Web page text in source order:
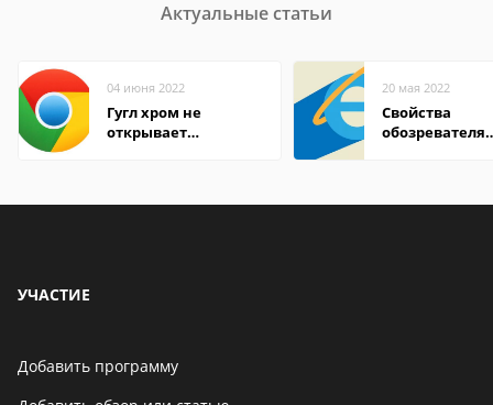
Актуальные статьи
04 июня 2022
Гугл хром не
открывает
20 мая 2022
Свойства
обозревателя
УЧАСТИЕ
Добавить программу